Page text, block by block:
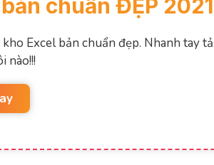
chuẩn ĐẸP 2021
Excel bản chuẩn đẹp. Nhanh tay
nào!!!